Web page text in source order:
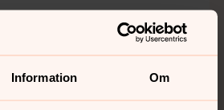
Information Om